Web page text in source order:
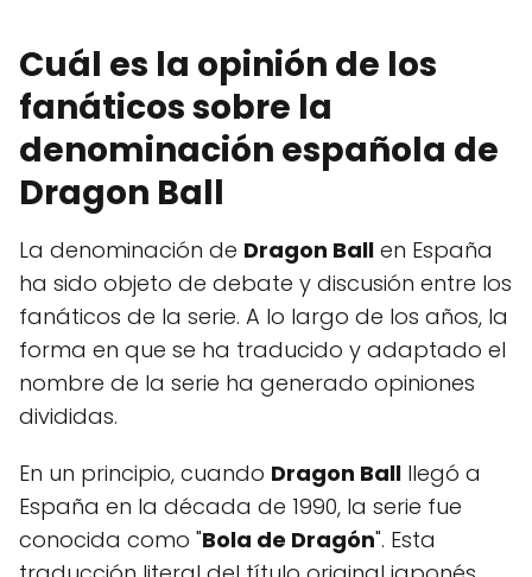
Cuál es la opinión de los
fanáticos sobre la
denominación española de
Dragon Ball
La denominación de Dragon Ball en España
ha sido objeto de debate y discusión entre los
fanáticos de la serie. A lo largo de los años, la
forma en que se ha traducido y adaptado el
nombre de la serie ha generado opiniones
divididas.
En un principio, cuando Dragon Ball llegó a
España en la década de 1990, la serie fue
conocida como "Bola de Dragón". Esta